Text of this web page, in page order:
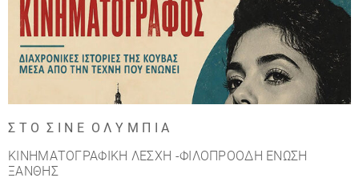
Σ Τ Ο Σ Ι Ν Ε Ο Λ Υ Μ Π Ι Α
ΚΙΝΗΜΑΤΟΓΡΑΦΙΚΗ ΛΕΣΧΗ -ΦΙΛΟΠΡΟΟΔΗ ΕΝΩΣΗ
ΞΑΝΘΗΣ